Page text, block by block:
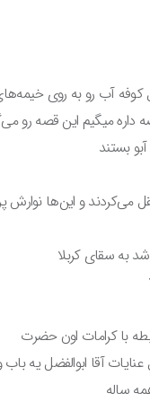
آب رو به روی
میگیم این قصه رو
بستند
می‌کردند و این‌ها
به سقای کربلا
با کرامات اون حضرت
آقا ابوالفضل یه
ساله